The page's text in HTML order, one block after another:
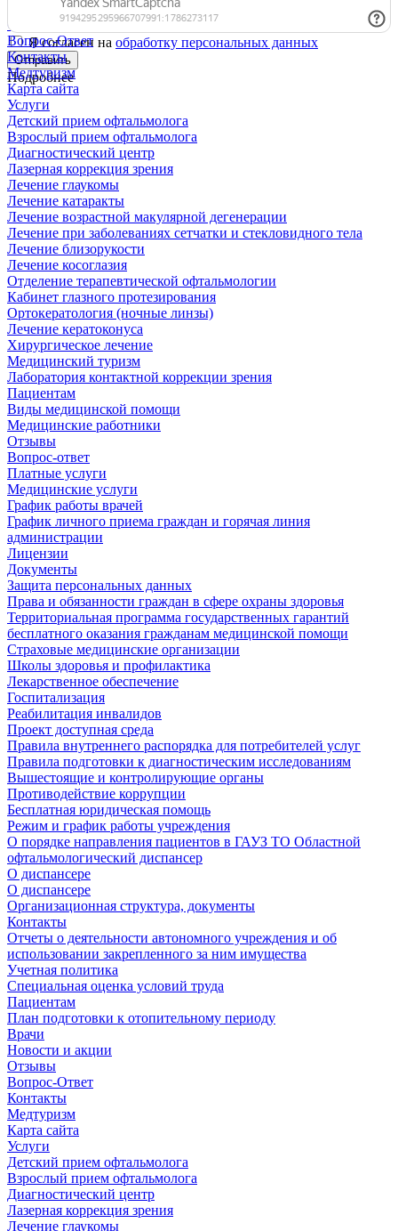
Я согласен на обработку персональных данных
Отправить
Подробнее
Новости и акции
Отзывы
Вопрос-Ответ
Контакты
Медтуризм
Карта сайта
Услуги
Детский прием офтальмолога
Взрослый прием офтальмолога
Диагностический центр
Лазерная коррекция зрения
Лечение глаукомы
Лечение катаракты
Лечение возрастной макулярной дегенерации
Лечение при заболеваниях сетчатки и стекловидного тела
Лечение близорукости
Лечение косоглазия
Отделение терапевтической офтальмологии
Кабинет глазного протезирования
Ортокератология (ночные линзы)
Лечение кератоконуса
Хирургическое лечение
Медицинский туризм
Лаборатория контактной коррекции зрения
Пациентам
Виды медицинской помощи
Медицинские работники
Отзывы
Вопрос-ответ
Платные услуги
Медицинские услуги
График работы врачей
График личного приема граждан и горячая линия
администрации
Лицензии
Документы
Защита персональных данных
Права и обязанности граждан в сфере охраны здоровья
Территориальная программа государственных гарантий
бесплатного оказания гражданам медицинской помощи
Страховые медицинские организации
Школы здоровья и профилактика
Лекарственное обеспечение
Госпитализация
Реабилитация инвалидов
Проект доступная среда
Правила внутреннего распорядка для потребителей услуг
Правила подготовки к диагностическим исследованиям
Вышестоящие и контролирующие органы
Противодействие коррупции
Бесплатная юридическая помощь
Режим и график работы учреждения
О порядке направления пациентов в ГАУЗ ТО Областной
офтальмологический диспансер
О диспансере
О диспансере
Организационная структура, документы
Контакты
Отчеты о деятельности автономного учреждения и об
использовании закрепленного за ним имущества
Учетная политика
Специальная оценка условий труда
Пациентам
План подготовки к отопительному периоду
Врачи
Новости и акции
Отзывы
Вопрос-Ответ
Контакты
Медтуризм
Карта сайта
Услуги
Детский прием офтальмолога
Взрослый прием офтальмолога
Диагностический центр
Лазерная коррекция зрения
Лечение глаукомы